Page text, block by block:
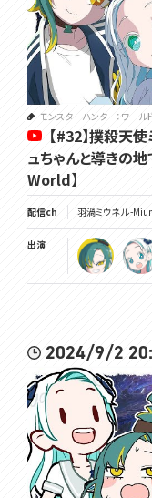
モンスターハンター：ワール
【#32】撲殺天
ュちゃんと導きの
World】
配信ch 羽渦ミウネル -
出演
2024/9/2